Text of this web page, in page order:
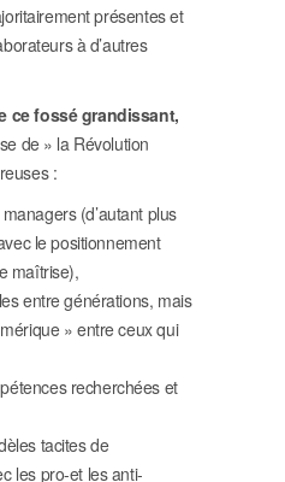
présentes et
à d’autres
ce fossé grandissant,
de » la Révolution
:
(d’autant plus
le positionnement
maîtrise),
entre générations, mais
» entre ceux qui
recherchées et
tacites de
les pro-et les anti-